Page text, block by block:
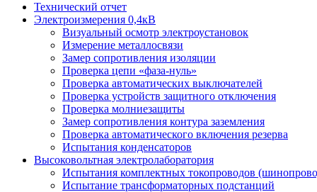
Технический отчет
Электроизмерения 0,4кВ
Визуальный осмотр электроустановок
Измерение металлосвязи
Замер сопротивления изоляции
Проверка цепи «фаза-нуль»
Проверка автоматических выключателей
Проверка устройств защитного отключения
Проверка молниезащиты
Замер сопротивления контура заземления
Проверка автоматического включения резерва
Испытания конденсаторов
Высоковольтная электролаборатория
Испытания комплектных токопроводов
Испытание трансформаторных подстанций